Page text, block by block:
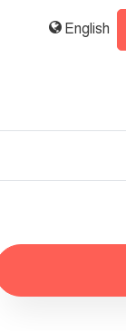
English